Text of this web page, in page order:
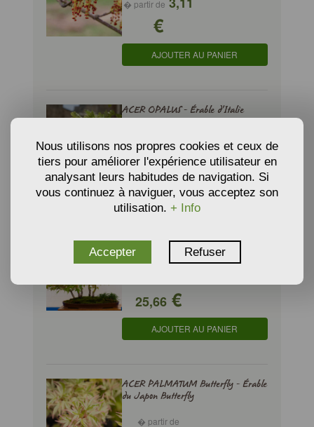
� partir de
€
AJOUTER AU PANIER
ACER OPALUS - Érable d'Italie
€
AJOUTER AU PANIER
ACER PALMATUM - Érable du
Japon
25,66€
AJOUTER AU PANIER
ACER PALMATUM Butterfly - Érable
du Japon Butterfly
� partir de
Nous utilisons nos propres cookies et ceux de
tiers pour améliorer l'expérience utilisateur en
analysant leurs habitudes de navigation. Si
vous continuez à naviguer, vous acceptez son
utilisation. + Info
Accepter Refuser